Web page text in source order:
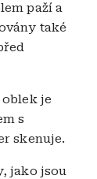
paží a
také
je
s
skenuje.
jako jsou